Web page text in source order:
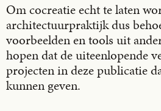
Om cocreatie echt te laten
architectuurpraktijk dus
voorbeelden en tools uit
hopen dat de uiteenlopende
projecten in deze publicatie
kunnen geven.